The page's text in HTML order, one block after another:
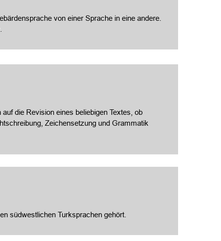
von einer Sprache in eine andere.
die Revision eines beliebigen Textes, ob
Zeichensetzung und Grammatik
südwestlichen Turksprachen gehört.